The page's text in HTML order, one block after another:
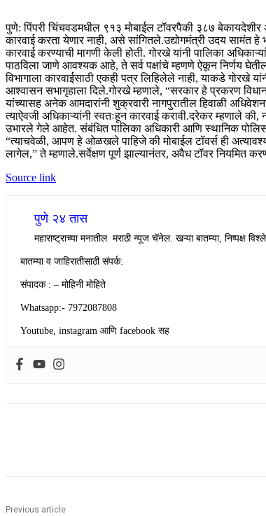
पुणे: पिंपरी चिंचवडमधील ९१३ मोबाईल टॉवरपैकी ३८७ बेकायदेशीर
कारवाई करता येणार नाही, असे सांगितले.उद्योगमंत्री उदय सामंत हे
कारवाई करण्याची मागणी केली होती. गोरखे यांनी पालिका
पाठविला जाणे आवश्यक आहे, ते सर्व पक्षांचे म्हणणे ऐकून निर्णय
विभागाला कारवाईसाठी एकही पत्र लिहिलेले नाही, याकडे गोरखे
आश्वासन सभागृहाला दिले.गोरखे म्हणाले, “सरकार हे प्रकरण
यांच्यासह अनेक आमदारांनी शुक्रवारी नागपुरातील हिवाळी
त्याऐवजी अधिकाऱ्यांनी स्वतःहून कारवाई करावी.दरेकर म्हणाले की,
उभारले गेले आहेत. संबंधित पालिका अधिकारी आणि स्थानिक पोलिस
“त्याचवेळी, आपण हे ओळखले पाहिजे की मोबाईल टॉवर्स ही
लागेल,” ते म्हणाले.सर्वेक्षण पूर्ण झाल्यानंतर, अवैध टॉवर नियमित
Source link
पुणे २४ तास
महाराष्ट्राच्या मनातील मराठी न्यूज चॅनेल. खऱ्या बातम्या, निष्पक्ष
बातम्या व जाहिरातीसाठी संपर्क:
संपादक : – मोहिनी मोहिते
Whatsapp:- 7972087808
Youtube, instagram आणि facebook सह
Previous article